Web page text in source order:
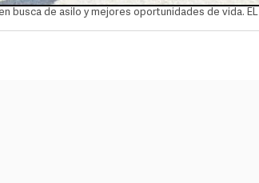
busca de asilo y mejores oportunidades de vida. EL